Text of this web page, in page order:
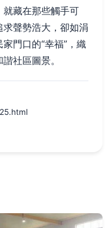
就藏在那些觸手可
聲勢浩大，卻如涓
門口的“幸福”，織
社區圖景。